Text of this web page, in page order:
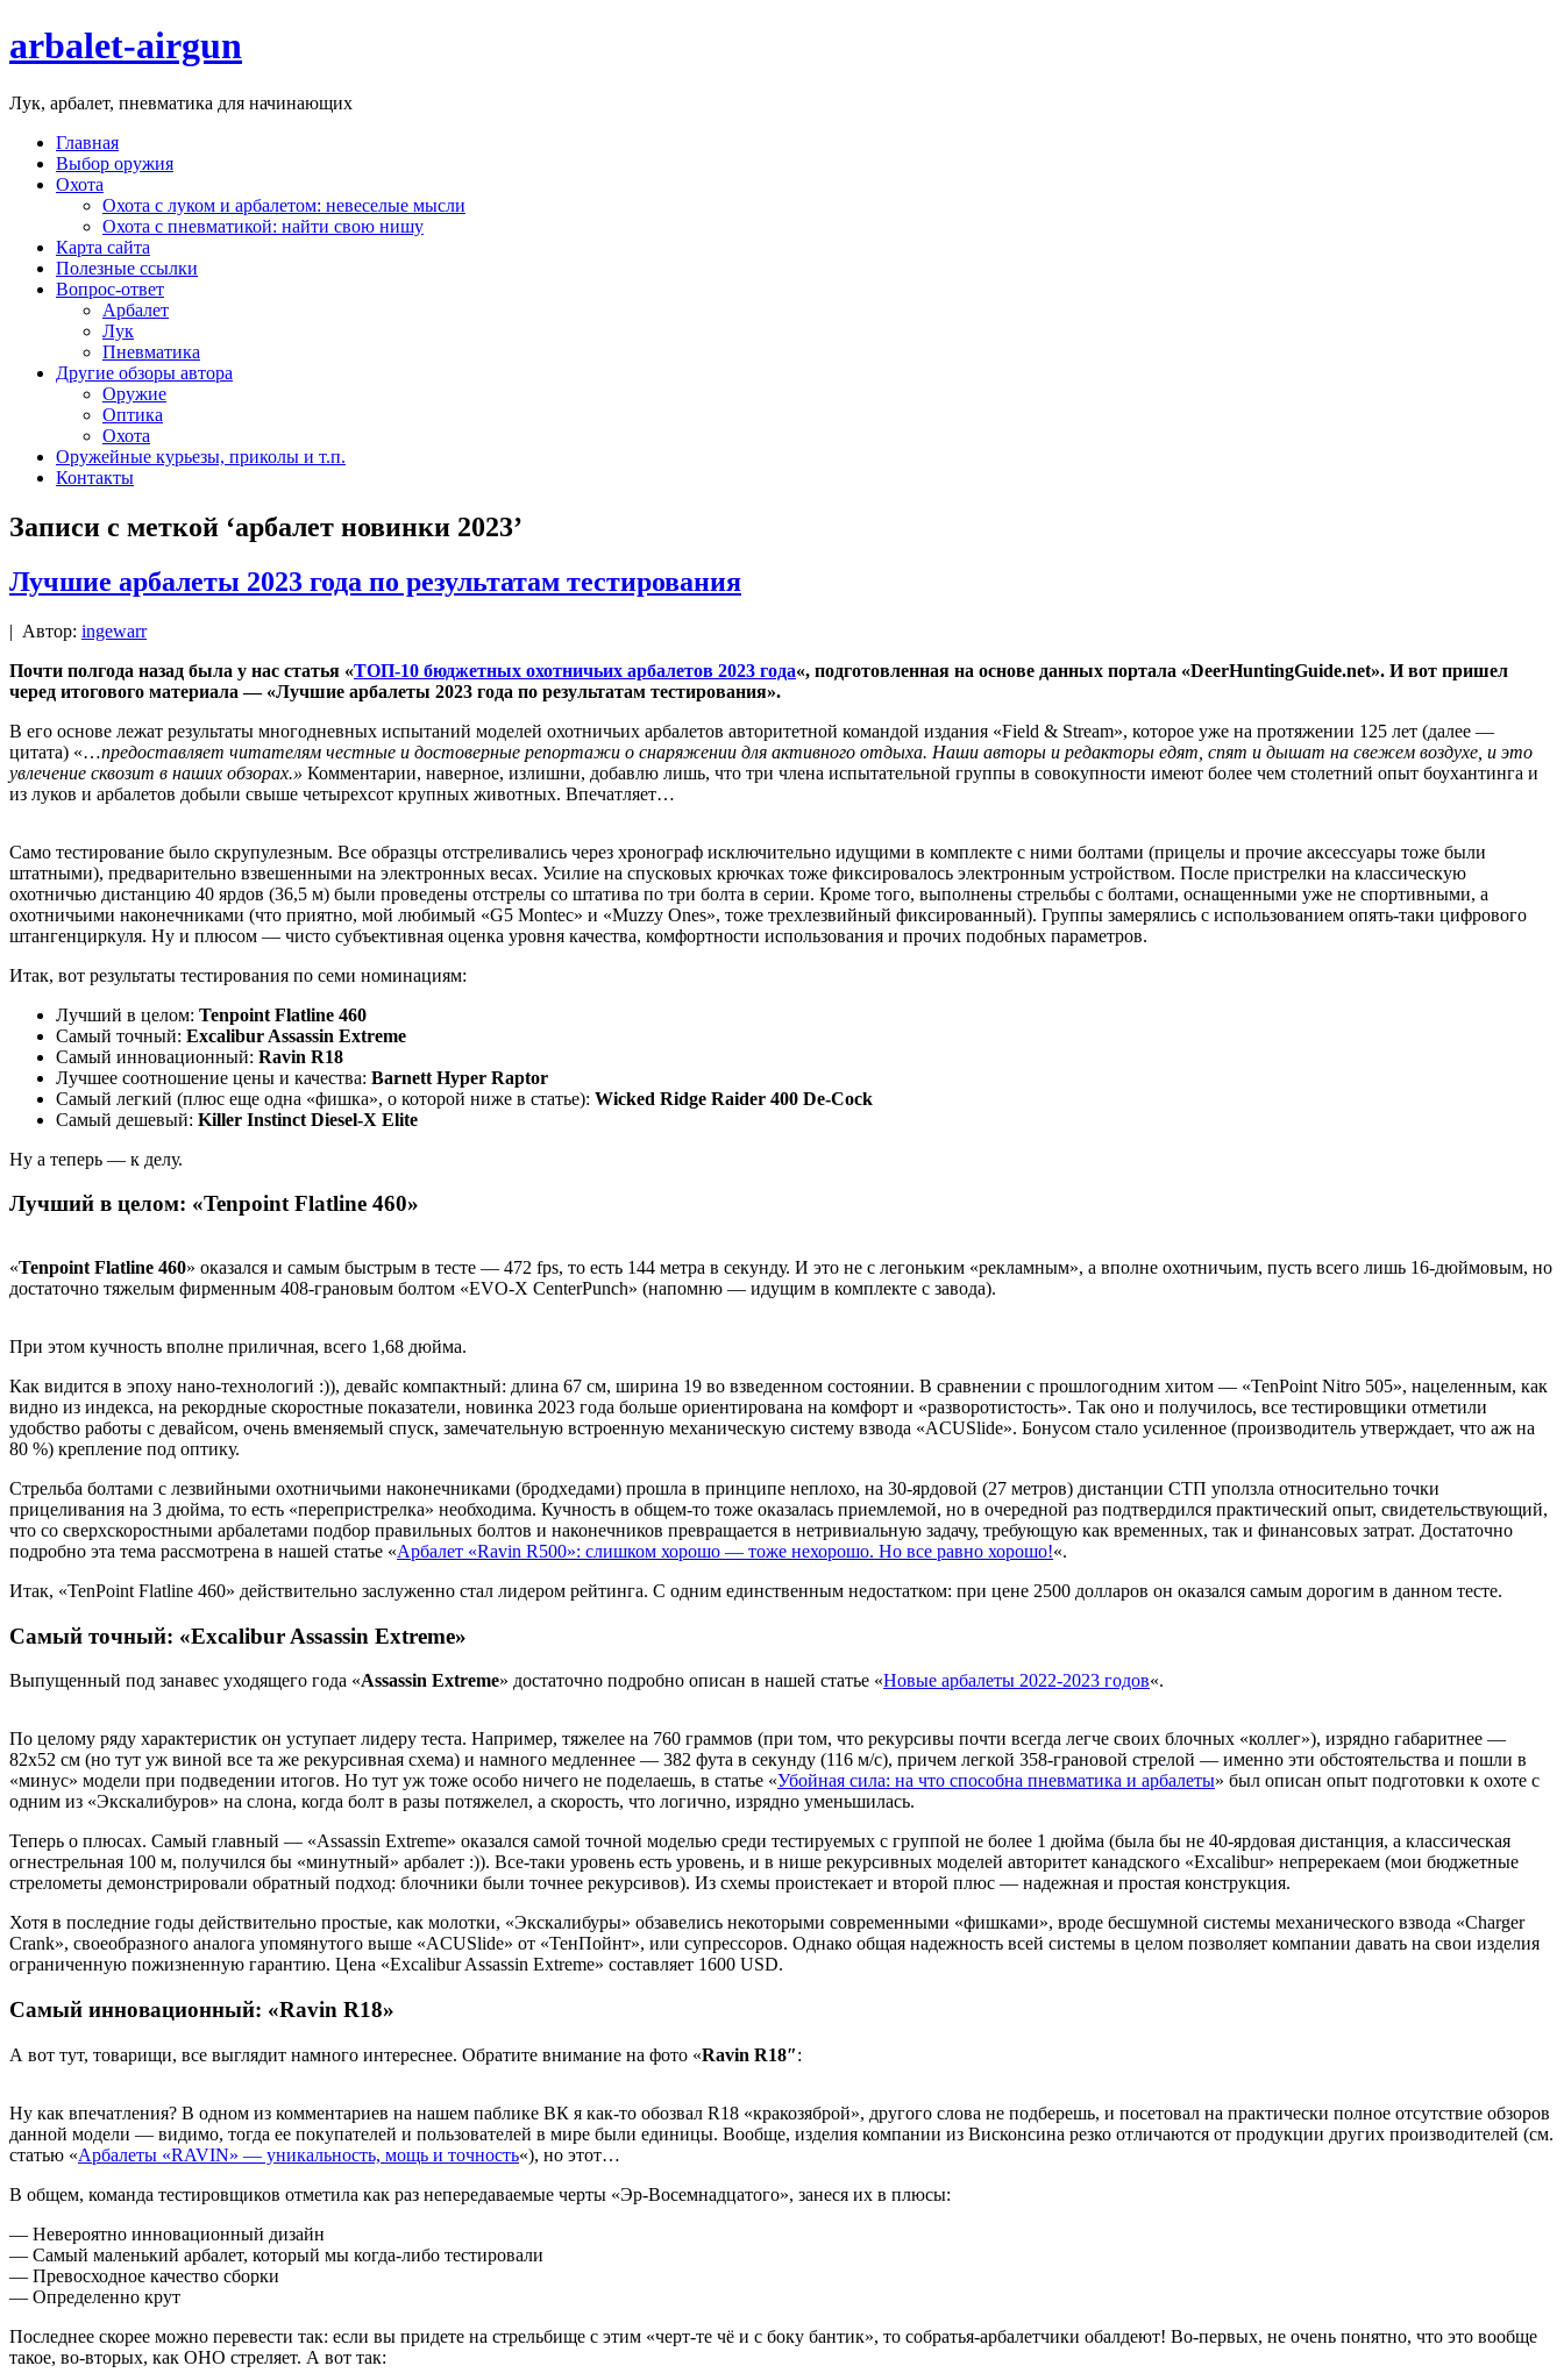
arbalet-airgun
Лук, арбалет, пневматика для начинающих
Главная
Выбор оружия
Охота
Охота с луком и арбалетом: невеселые мысли
Охота с пневматикой: найти свою нишу
Карта сайта
Полезные ссылки
Вопрос-ответ
Арбалет
Лук
Пневматика
Другие обзоры автора
Оружие
Оптика
Охота
Оружейные курьезы, приколы и т.п.
Контакты
Записи с меткой ‘арбалет новинки 2023’
Лучшие арбалеты 2023 года по результатам тестирования
| Автор: ingewarr
Почти полгода назад была у нас статья «ТОП-10 бюджетных охотничьих арбалетов 2023 года«, подготовленная на основе данных портала «DeerHuntingGuide.net». И вот пришел
черед итогового материала — «Лучшие арбалеты 2023 года по результатам тестирования».
В его основе лежат результаты многодневных испытаний моделей охотничьих арбалетов авторитетной командой издания «Field & Stream», которое уже на протяжении 125 лет (далее —
цитата) «…предоставляет читателям честные и достоверные репортажи о снаряжении для активного отдыха. Наши авторы и редакторы едят, спят и дышат на свежем воздухе, и это
увлечение сквозит в наших обзорах.» Комментарии, наверное, излишни, добавлю лишь, что три члена испытательной группы в совокупности имеют более чем столетний опыт боухантинга и
из луков и арбалетов добыли свыше четырехсот крупных животных. Впечатляет…
Само тестирование было скрупулезным. Все образцы отстреливались через хронограф исключительно идущими в комплекте с ними болтами (прицелы и прочие аксессуары тоже были
штатными), предварительно взвешенными на электронных весах. Усилие на спусковых крючках тоже фиксировалось электронным устройством. После пристрелки на классическую
охотничью дистанцию 40 ярдов (36,5 м) были проведены отстрелы со штатива по три болта в серии. Кроме того, выполнены стрельбы с болтами, оснащенными уже не спортивными, а
охотничьими наконечниками (что приятно, мой любимый «G5 Montec» и «Muzzy Ones», тоже трехлезвийный фиксированный). Группы замерялись с использованием опять-таки цифрового
штангенциркуля. Ну и плюсом — чисто субъективная оценка уровня качества, комфортности использования и прочих подобных параметров.
Итак, вот результаты тестирования по семи номинациям:
Лучший в целом: Tenpoint Flatline 460
Самый точный: Excalibur Assassin Extreme
Самый инновационный: Ravin R18
Лучшее соотношение цены и качества: Barnett Hyper Raptor
Самый легкий (плюс еще одна «фишка», о которой ниже в статье): Wicked Ridge Raider 400 De-Cock
Самый дешевый: Killer Instinct Diesel-X Elite
Ну а теперь — к делу.
Лучший в целом: «Tenpoint Flatline 460»
«Tenpoint Flatline 460» оказался и самым быстрым в тесте — 472 fps, то есть 144 метра в секунду. И это не с легоньким «рекламным», а вполне охотничьим, пусть всего лишь 16-дюймовым, но
достаточно тяжелым фирменным 408-грановым болтом «EVO-X CenterPunch» (напомню — идущим в комплекте с завода).
При этом кучность вполне приличная, всего 1,68 дюйма.
Как видится в эпоху нано-технологий :)), девайс компактный: длина 67 см, ширина 19 во взведенном состоянии. В сравнении с прошлогодним хитом — «TenPoint Nitro 505», нацеленным, как
видно из индекса, на рекордные скоростные показатели, новинка 2023 года больше ориентирована на комфорт и «разворотистость». Так оно и получилось, все тестировщики отметили
удобство работы с девайсом, очень вменяемый спуск, замечательную встроенную механическую систему взвода «ACUSlide». Бонусом стало усиленное (производитель утверждает, что аж на
80 %) крепление под оптику.
Стрельба болтами с лезвийными охотничьими наконечниками (бродхедами) прошла в принципе неплохо, на 30-ярдовой (27 метров) дистанции СТП уползла относительно точки
прицеливания на 3 дюйма, то есть «перепристрелка» необходима. Кучность в общем-то тоже оказалась приемлемой, но в очередной раз подтвердился практический опыт, свидетельствующий,
что со сверхскоростными арбалетами подбор правильных болтов и наконечников превращается в нетривиальную задачу, требующую как временных, так и финансовых затрат. Достаточно
подробно эта тема рассмотрена в нашей статье «Арбалет «Ravin R500»: слишком хорошо — тоже нехорошо. Но все равно хорошо!«.
Итак, «TenPoint Flatline 460» действительно заслуженно стал лидером рейтинга. С одним единственным недостатком: при цене 2500 долларов он оказался самым дорогим в данном тесте.
Самый точный: «Excalibur Assassin Extreme»
Выпущенный под занавес уходящего года «Assassin Extreme» достаточно подробно описан в нашей статье «Новые арбалеты 2022-2023 годов«.
По целому ряду характеристик он уступает лидеру теста. Например, тяжелее на 760 граммов (при том, что рекурсивы почти всегда легче своих блочных «коллег»), изрядно габаритнее —
82х52 см (но тут уж виной все та же рекурсивная схема) и намного медленнее — 382 фута в секунду (116 м/с), причем легкой 358-грановой стрелой — именно эти обстоятельства и пошли в
«минус» модели при подведении итогов. Но тут уж тоже особо ничего не поделаешь, в статье «Убойная сила: на что способна пневматика и арбалеты» был описан опыт подготовки к охоте с
одним из «Экскалибуров» на слона, когда болт в разы потяжелел, а скорость, что логично, изрядно уменьшилась.
Теперь о плюсах. Самый главный — «Assassin Extreme» оказался самой точной моделью среди тестируемых с группой не более 1 дюйма (была бы не 40-ярдовая дистанция, а классическая
огнестрельная 100 м, получился бы «минутный» арбалет :)). Все-таки уровень есть уровень, и в нише рекурсивных моделей авторитет канадского «Excalibur» непререкаем (мои бюджетные
стрелометы демонстрировали обратный подход: блочники были точнее рекурсивов). Из схемы проистекает и второй плюс — надежная и простая конструкция.
Хотя в последние годы действительно простые, как молотки, «Экскалибуры» обзавелись некоторыми современными «фишками», вроде бесшумной системы механического взвода «Charger
Crank», своеобразного аналога упомянутого выше «ACUSlide» от «ТенПойнт», или супрессоров. Однако общая надежность всей системы в целом позволяет компании давать на свои изделия
ограниченную пожизненную гарантию. Цена «Excalibur Assassin Extreme» составляет 1600 USD.
Самый инновационный: «Ravin R18»
А вот тут, товарищи, все выглядит намного интереснее. Обратите внимание на фото «Ravin R18″:
Ну как впечатления? В одном из комментариев на нашем паблике ВК я как-то обозвал R18 «кракозяброй», другого слова не подберешь, и посетовал на практически полное отсутствие обзоров
данной модели — видимо, тогда ее покупателей и пользователей в мире были единицы. Вообще, изделия компании из Висконсина резко отличаются от продукции других производителей (см.
статью «Арбалеты «RAVIN» — уникальность, мощь и точность«), но этот…
В общем, команда тестировщиков отметила как раз непередаваемые черты «Эр-Восемнадцатого», занеся их в плюсы:
— Невероятно инновационный дизайн
— Самый маленький арбалет, который мы когда-либо тестировали
— Превосходное качество сборки
— Определенно крут
Последнее скорее можно перевести так: если вы придете на стрельбище с этим «черт-те чё и с боку бантик», то собратья-арбалетчики обалдеют! Во-первых, не очень понятно, что это вообще
такое, во-вторых, как ОНО стреляет. А вот так: